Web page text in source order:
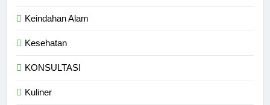
Keindahan Alam
Kesehatan
KONSULTASI
Kuliner